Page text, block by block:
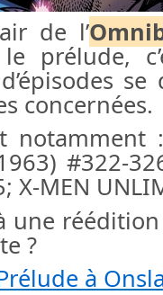
de l’
prélude,
concernées.
notamment :
#322-
X-MEN
une
?
à